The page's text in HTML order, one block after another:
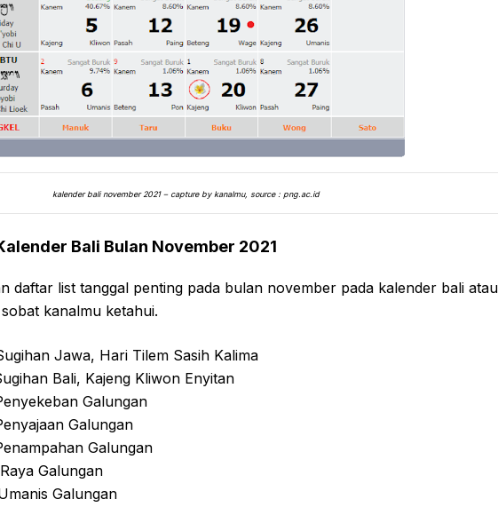
kalender bali november 2021 – capture by kanalmu, source : png.ac.id
Bali Bulan November 2021
daftar list tanggal penting pada bulan november pada kalender bali atau
kanalmu ketahui.
Jawa, Hari Tilem Sasih Kalima
Bali, Kajeng Kliwon Enyitan
Galungan
Galungan
Galungan
Galungan
Galungan